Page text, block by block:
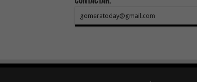
gomeratoday@gmail.com